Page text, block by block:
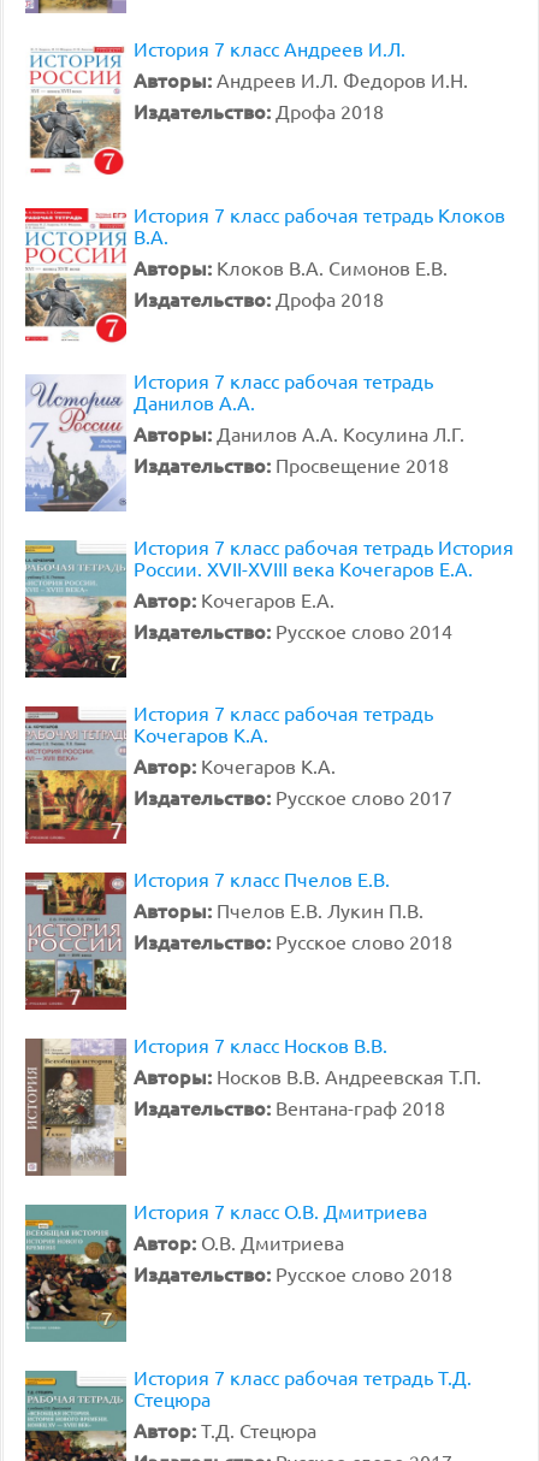
История 7 класс Андреев И.Л.
Авторы: Андреев И.Л. Федоров И.Н.
Издательство: Дрофа 2018
История 7 класс рабочая тетрадь Клоков
В.А.
Авторы: Клоков В.А. Симонов Е.В.
Издательство: Дрофа 2018
История 7 класс рабочая тетрадь
Данилов А.А.
Авторы: Данилов А.А. Косулина Л.Г.
Издательство: Просвещение 2018
История 7 класс рабочая тетрадь История
России. XVII-XVIII века Кочегаров Е.А.
Автор: Кочегаров Е.А.
Издательство: Русское слово 2014
История 7 класс рабочая тетрадь
Кочегаров К.А.
Автор: Кочегаров К.А.
Издательство: Русское слово 2017
История 7 класс Пчелов Е.В.
Авторы: Пчелов Е.В. Лукин П.В.
Издательство: Русское слово 2018
История 7 класс Носков В.В.
Авторы: Носков В.В. Андреевская Т.П.
Издательство: Вентана-граф 2018
История 7 класс О.В. Дмитриева
Автор: О.В. Дмитриева
Издательство: Русское слово 2018
История 7 класс рабочая тетрадь Т.Д.
Стецюра
Автор: Т.Д. Стецюра